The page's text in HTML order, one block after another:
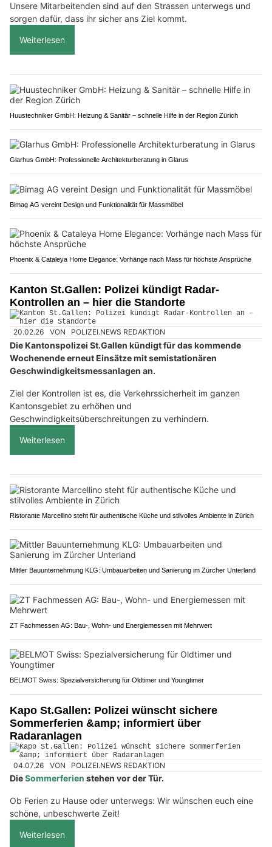
Unsere Mitarbeitenden sind auf den Strassen unterwegs und
sorgen dafür, dass ihr sicher ans Ziel kommt.
Weiterlesen
Huustechniker GmbH: Heizung & Sanitär – schnelle Hilfe in der Region Zürich
Glarhus GmbH: Professionelle Architekturberatung in Glarus
Bimag AG vereint Design und Funktionalität für Massmöbel
Phoenix & Cataleya Home Elegance: Vorhänge nach Mass für höchste Ansprüche
Kanton St.Gallen: Polizei kündigt Radar-
Kontrollen an – hier die Standorte
20.02.26 VON POLIZEI.NEWS REDAKTION
Die Kantonspolizei St.Gallen kündigt für das kommende
Wochenende erneut Einsätze mit semistationären
Geschwindigkeitsmessanlagen an.
Ziel der Kontrollen ist es, die Verkehrssicherheit im ganzen
Kantonsgebiet zu erhöhen und
Geschwindigkeitsüberschreitungen zu verhindern.
Weiterlesen
Ristorante Marcellino steht für authentische Küche und stilvolles Ambiente in Zürich
Mittler Bauunternehmung KLG: Umbauarbeiten und Sanierung im Zürcher Unterland
ZT Fachmessen AG: Bau-, Wohn- und Energiemessen mit Mehrwert
BELMOT Swiss: Spezialversicherung für Oldtimer und Youngtimer
Kapo St.Gallen: Polizei wünscht sichere
Sommerferien &amp; informiert über
Radaranlagen
04.07.26 VON POLIZEI.NEWS REDAKTION
DieSommerferien stehen vor der Tür.
Ob Ferien zu Hause oder unterwegs: Wir wünschen euch eine
schöne, unbeschwerte Zeit!
Weiterlesen